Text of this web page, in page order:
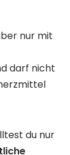
nur mit
darf nicht
du nur